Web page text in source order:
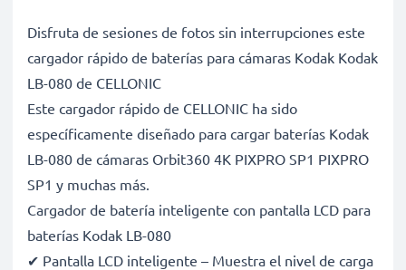
Disfruta de sesiones de fotos sin interrupciones este
cargador rápido de baterías para cámaras Kodak Kodak
LB-080 de CELLONIC
Este cargador rápido de CELLONIC ha sido
específicamente diseñado para cargar baterías Kodak
LB-080 de cámaras Orbit360 4K PIXPRO SP1 PIXPRO
SP1 y muchas más.
Cargador de batería inteligente con pantalla LCD para
baterías Kodak LB-080
✔ Pantalla LCD inteligente – Muestra el nivel de carga